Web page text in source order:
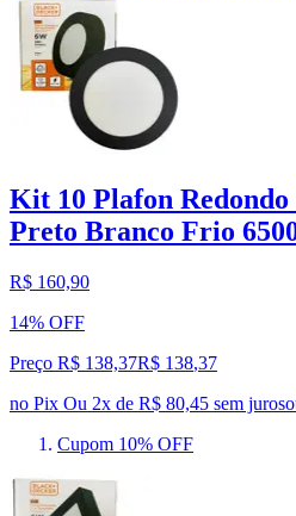
Kit 10 Plafon
Preto Branco Frio
R$ 160,90
14% OFF
Preço R$ 138,37R$ 138,37
no Pix Ou 2x de R$ 80,45 sem juros
Cupom 10% OFF